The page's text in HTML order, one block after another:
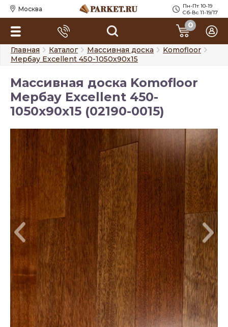
Москва
Пн-Пт 10-19
Сб-Вс 11-19/17
0
Главная Каталог Массивная доска
Komofloor
Мербау Excellent 450-1050х90х15
Массивная доска Komofloor
Мербау Excellent 450-
1050х90х15 (02190-0015)